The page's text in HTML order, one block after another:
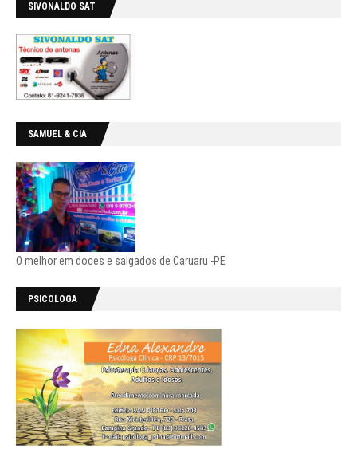
SIVONALDO SAT
SAMUEL & CIA
O melhor em doces e salgados de Caruaru -PE
PSICOLOGA